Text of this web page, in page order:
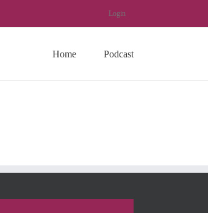
Login
Home Podcast